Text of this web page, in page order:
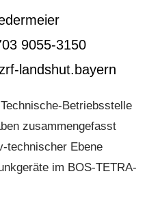
9055-3150
landshut.bayern
Betriebsstelle
zusammengefasst
technischer Ebene
im BOS-TETRA-